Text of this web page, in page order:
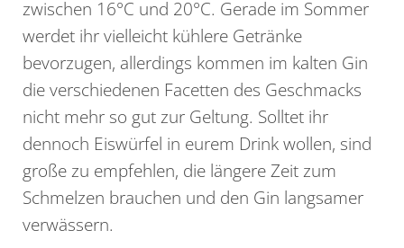
zwischen 16°C und 20°C. Gerade im Sommer
werdet ihr vielleicht kühlere Getränke
bevorzugen, allerdings kommen im kalten Gin
die verschiedenen Facetten des Geschmacks
nicht mehr so gut zur Geltung. Solltet ihr
dennoch Eiswürfel in eurem Drink wollen, sind
große zu empfehlen, die längere Zeit zum
Schmelzen brauchen und den Gin langsamer
verwässern.